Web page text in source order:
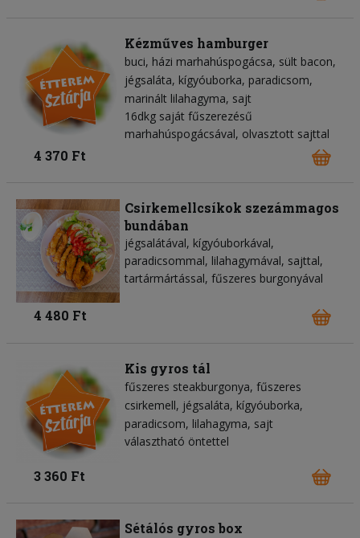
Kézműves hamburger
buci házi marhahúspogácsa sült bacon
jégsaláta kígyóuborka paradicsom
marinált lilahagyma sajt
16dkg saját fűszerezésű
marhahúspogácsával, olvasztott sajttal
4 370 Ft
Csirkemellcsíkok szezámmagos
bundában
jégsalátával, kígyóuborkával,
paradicsommal, lilahagymával, sajttal,
tartármártással, fűszeres burgonyával
4 480 Ft
Kis gyros tál
fűszeres steakburgonya fűszeres
csirkemell jégsaláta kígyóuborka
paradicsom lilahagyma sajt
választható öntettel
3 360 Ft
Sétálós gyros box